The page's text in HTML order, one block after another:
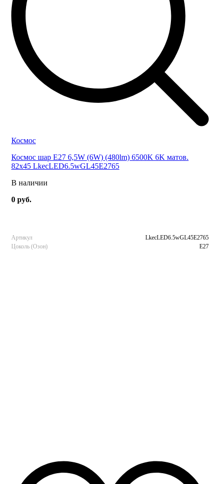
Космос
Космос шар E27 6,5W (6W) (480lm) 6500K 6K матов.
82x45 LkecLED6.5wGL45E2765
В наличии
0 руб.
Артикул
LkecLED6.5wGL45E2765
Цоколь (Озон)
E27